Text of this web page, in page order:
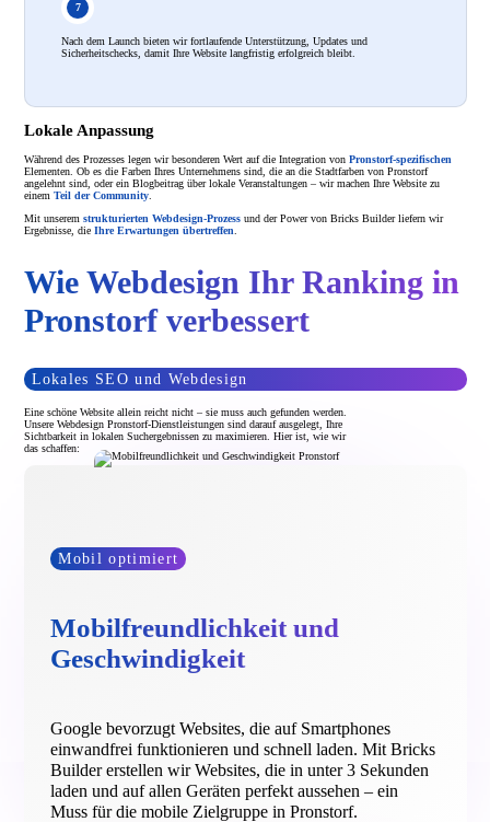
Nach dem Launch bieten wir fortlaufende Unterstützung, Updates und
Sicherheitschecks, damit Ihre Website langfristig erfolgreich bleibt.
Lokale Anpassung
Während des Prozesses legen wir besonderen Wert auf die Integration von Pronstorf-spezifischen
Elementen. Ob es die Farben Ihres Unternehmens sind, die an die Stadtfarben von Pronstorf
angelehnt sind, oder ein Blogbeitrag über lokale Veranstaltungen – wir machen Ihre Website zu
einem Teil der Community.
Mit unserem strukturierten Webdesign-Prozessund der Power von Bricks Builder liefern wir
Ergebnisse, die Ihre Erwartungen übertreffen.
Wie Webdesign Ihr Ranking in
Pronstorf verbessert
Lokales SEO und Webdesign
Eine schöne Website allein reicht nicht – sie muss auch gefunden werden.
Unsere Webdesign Pronstorf-Dienstleistungen sind darauf ausgelegt, Ihre
Sichtbarkeit in lokalen Suchergebnissen zu maximieren. Hier ist, wie wir
das schaffen:
Mobilfreundlichkeit und
Geschwindigkeit
Mobil optimiert
Google bevorzugt Websites, die auf Smartphones
einwandfrei funktionieren und schnell laden. Mit Bricks
Builder erstellen wir Websites, die in unter 3 Sekunden
laden und auf allen Geräten perfekt aussehen – ein
Muss für die mobile Zielgruppe in Pronstorf.